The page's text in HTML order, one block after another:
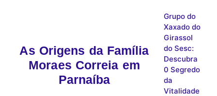
As Origens da Família
Moraes Correia em
Parnaíba
Grupo do
Xaxado do
Girassol
do Sesc:
Descubra
0 Segredo
da
Vitalidade